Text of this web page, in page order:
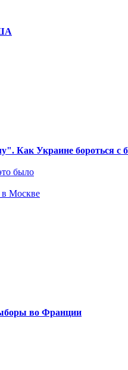
Как Украине бороться с
было
в Москве
во Франции